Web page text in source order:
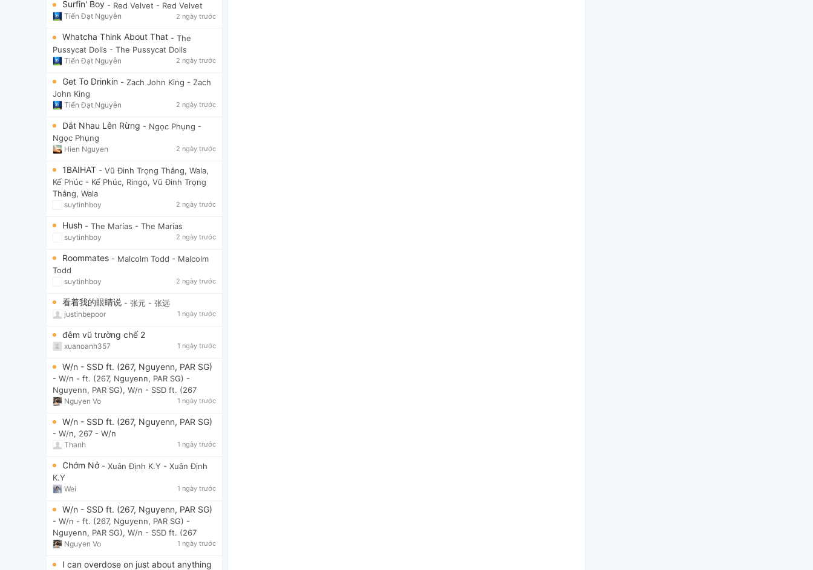
Surfin' Boy - Red Velvet - Red Velvet
Tiến Đạt Nguyễn 2 ngày trước
Whatcha Think About That - The
Pussycat Dolls - The Pussycat Dolls
Tiến Đạt Nguyễn 2 ngày trước
Get To Drinkin - Zach John King - Zach
John King
Tiến Đạt Nguyễn 2 ngày trước
Dắt Nhau Lên Rừng - Ngọc Phụng -
Ngọc Phụng
Hien Nguyen 2 ngày trước
1BAIHAT - Vũ Đinh Trọng Thắng, Wala,
Kế Phúc - Kế Phúc, Ringo, Vũ Đinh Trọng
Thắng, Wala
suytinhboy 2 ngày trước
Hush - The Marías - The Marías
suytinhboy 2 ngày trước
Roommates - Malcolm Todd - Malcolm
Todd
suytinhboy 2 ngày trước
看着我的眼睛说 - 张元 - 张远
justinbepoor 1 ngày trước
đêm vũ trường chế 2
xuanoanh357 1 ngày trước
W/n - SSD ft. (267, Nguyenn, PAR SG)
- W/n - ft. (267, Nguyenn, PAR SG) -
Nguyenn, PAR SG), W/n - SSD ft. (267
Nguyen Vo 1 ngày trước
W/n - SSD ft. (267, Nguyenn, PAR SG)
- W/n, 267 - W/n
Thanh 1 ngày trước
Chớm Nở - Xuân Định K.Y - Xuân Định
K.Y
Wei 1 ngày trước
W/n - SSD ft. (267, Nguyenn, PAR SG)
- W/n - ft. (267, Nguyenn, PAR SG) -
Nguyenn, PAR SG), W/n - SSD ft. (267
Nguyen Vo 1 ngày trước
I can overdose on just about anything